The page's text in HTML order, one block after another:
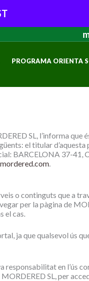
PROGRAMA ORIENTA
SL, l’informa que
el titular
BARCELONA 37-41,
.
o continguts que a
per la pàgina de
el cas.
ja que qualsevol ús
responsabilitat en l’ús
SL, per